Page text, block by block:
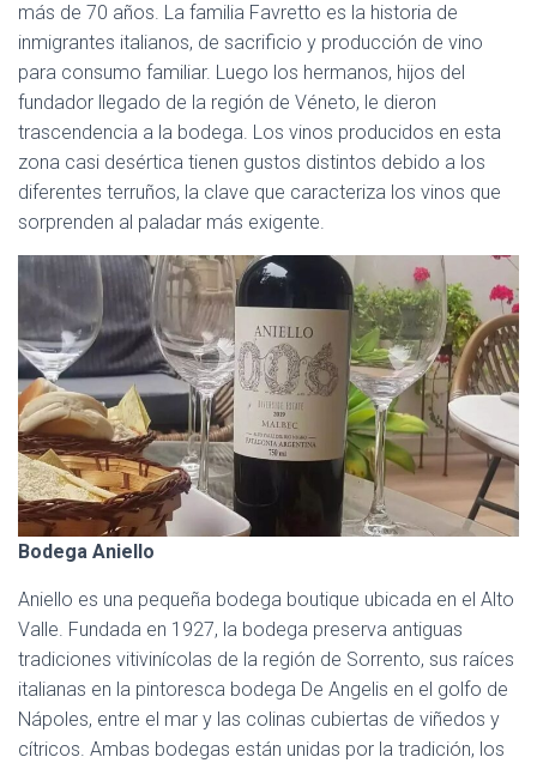
más de 70 años. La familia Favretto es la historia de
inmigrantes italianos, de sacrificio y producción de vino
para consumo familiar. Luego los hermanos, hijos del
fundador llegado de la región de Véneto, le dieron
trascendencia a la bodega. Los vinos producidos en esta
zona casi desértica tienen gustos distintos debido a los
diferentes terruños, la clave que caracteriza los vinos que
sorprenden al paladar más exigente.
Bodega Aniello
Aniello es una pequeña bodega boutique ubicada en el Alto
Valle. Fundada en 1927, la bodega preserva antiguas
tradiciones vitivinícolas de la región de Sorrento, sus raíces
italianas en la pintoresca bodega De Angelis en el golfo de
Nápoles, entre el mar y las colinas cubiertas de viñedos y
cítricos. Ambas bodegas están unidas por la tradición, los